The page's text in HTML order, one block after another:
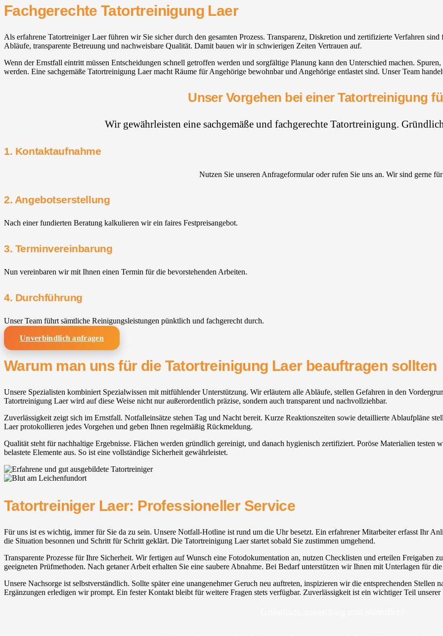
Fachgerechte Tatortreinigung Laer
Als erfahrene Tatortreiniger Laer führen wir Sie sicher durch den gesamten Prozess. Transparenz, Diskretion und zertifizierte Verfahren
Abläufe, transparente Betreuung und nachweisbare Qualität. Damit bauen wir in schwierigen Zeiten Vertrauen auf.
Wenn der Ernstfall eintritt müssen Entscheidungen schnell getroffen werden und sorgfältige Planung kann den Unterschied machen.
werden. Eine sachgemäße Tatortreinigung Laer macht Räume für Angehörige bewohnbar und Angehörige entlastet sind. Unser Team
Unser Vorgehen bei einer Tatortreinigung
Wir gewährleisten eine sachgemäße und fachgerechte Tatortreinigung.
1. Kontaktaufnahme
Nutzen Sie unseren Anfrageformular oder rufen Sie uns an. Wir sind gerne
2. Angebotserstellung
Nach einer fundierten Beratung kalkulieren wir ein faires Festpreisangebot.
3. Terminvereinbarung
Nun vereinbaren wir mit Ihnen einen Termin für die bevorstehenden Arbeiten.
4. Durchführung
Unser Team führt sämtliche Reinigungsleistungen pünktlich und fachgerecht durch.
Unverbindlich anfragen
Warum man uns für die Tatortreinigung Laer beauftragen sollten
Unsere Spezialisten kombiniert Spezialwissen mit mitfühlender Unterstützung. Wir erläutern alle Abläufe, stellen Gefahren in den
Tatortreinigung Laer wird auf diese Weise nicht nur außerordentlich präzise, sondern auch transparent und nachvollziehbar.
Zuverlässigkeit zeigt sich im Ernstfall. Notfalleinsätze stehen Tag und Nacht bereit. Kurze Reaktionszeiten sowie detaillierte Ablaufpläne
Laer protokollieren jedes Vorgehen und geben Ihnen regelmäßig Rückmeldung.
Qualität steht für nachhaltige Ergebnisse. Flächen werden gründlich gereinigt, und danach hygienisch zertifiziert. Poröse Materialien
belastete Elemente aus. So ist eine vollständige Sicherheit gewährleistet.
Tatortreiniger Laer: Professioneller Service
Für uns ist es wichtig, immer für Sie da zu sein. Unsere Notfall-Hotline ist rund um die Uhr besetzt. Ein erfahrener Mitarbeiter erfasst Ihr
die Situation besonnen und Schritt für Schritt geklärt. Die Tatortreinigung Laer startet sobald Sie zustimmen umgehend.
Transparente Prozesse für Ihre Sicherheit. Wir fertigen auf Wunsch eine Fotodokumentation an, nutzen Checklisten und erteilen Freigaben
geeigneten Prüfmethoden. Nach getaner Arbeit erhalten Sie eine saubere Abnahme. Bei Bedarf unterstützen wir Ihnen mit Unterlagen für
Unsere Nachsorge ist selbstverständlich. Sollte später eine unangenehmer Geruch neu auftreten, inspizieren wir die entsprechenden
Ergänzungen erledigen wir prompt. Ein fester Kontakt bleibt für weitere Fragen stets verfügbar. Zuverlässigkeit ist ein wichtiger Teil unserer